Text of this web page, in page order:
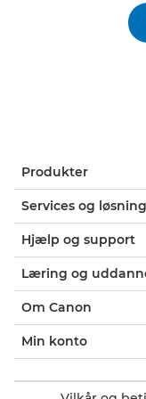
Produkter
Services og
Hjælp og support
Læring og
Om Canon
Min konto